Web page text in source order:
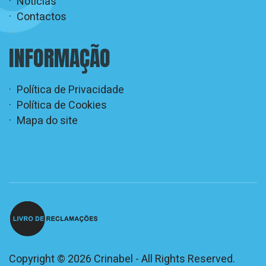
Contactos
INFORMAÇÃO
Política de Privacidade
Política de Cookies
Mapa do site
Copyright © 2026 Crinabel - All Rights Reserved.